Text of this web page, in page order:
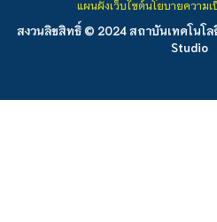
สงวนลิขสิทธิ์ © 2024 สถาบันเทคโนโล
Studio
แผนผังเว็บไซต์นโยบายความ